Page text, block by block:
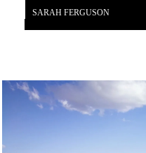
SARAH FERGUSON